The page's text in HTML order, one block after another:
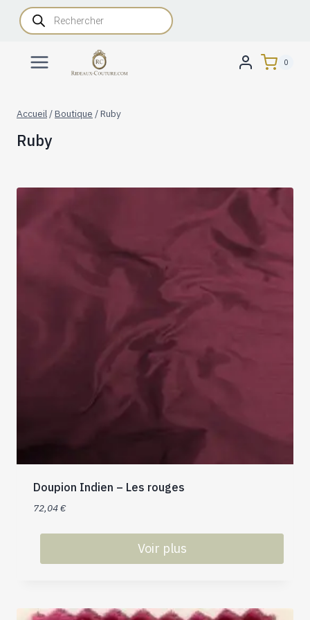
AllerRecherche
de
produits
0
Accueil /Boutique /Ruby
Ruby
Doupion Indien – Les rouges
72,04€
Voir plus
a